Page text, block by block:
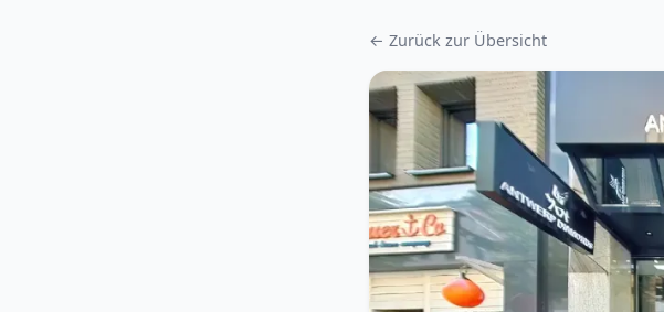
← Zurück zur Übersicht